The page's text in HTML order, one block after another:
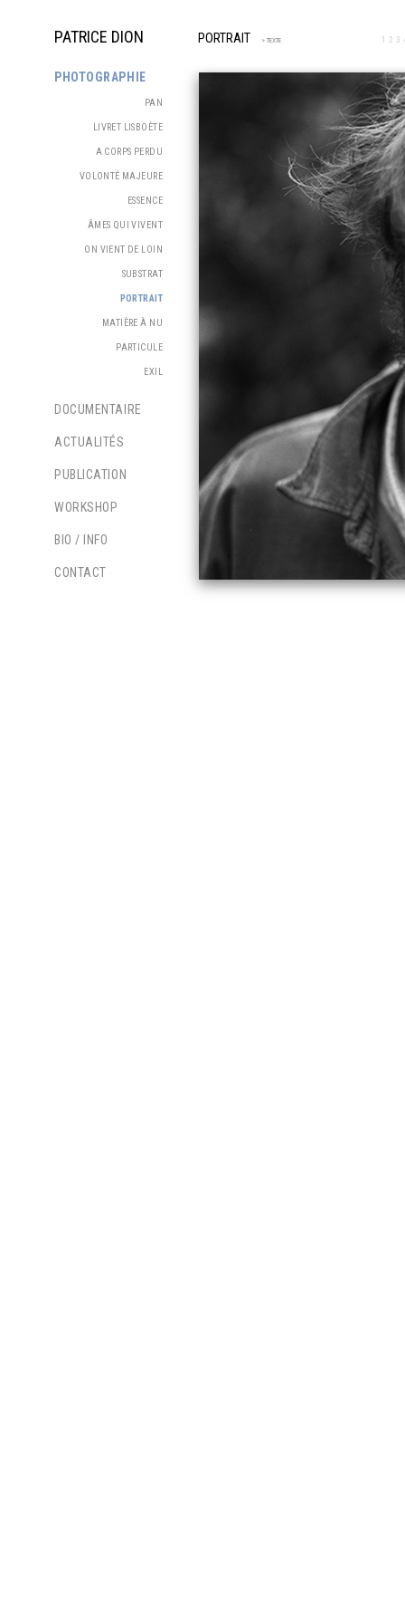
PATRICE DION PORTRAIT > TEXTE
PHOTOGRAPHIE
PAN
LIVRET LISBOÈTE
A CORPS PERDU
VOLONTÉ MAJEURE
ESSENCE
ÂMES QUI VIVENT
ON VIENT DE LOIN
SUBSTRAT
PORTRAIT
MATIÈRE À NU
PARTICULE
EXIL
DOCUMENTAIRE
ACTUALITÉS
PUBLICATION
WORKSHOP
BIO / INFO
CONTACT
2 3